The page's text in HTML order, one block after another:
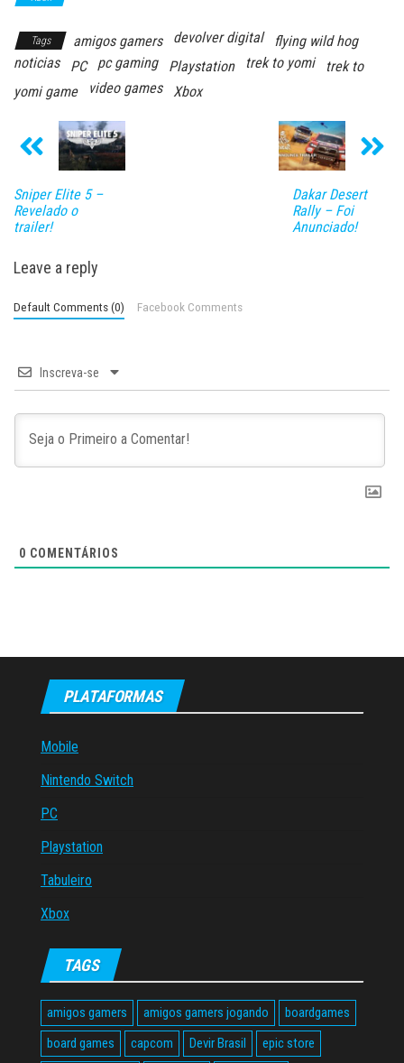
Tags amigos gamers devolver digital
flying wild hog
noticias
PC pc gaming Playstation trek to yomi
trek to
yomi game
video games Xbox
Sniper Elite 5 –
Revelado o
trailer!
Dakar Desert
Rally – Foi
Anunciado!
Leave a reply
Default Comments (0) Facebook Comments
Inscreva-se
0 COMENTÁRIOS
PLATAFORMAS
Mobile
Nintendo Switch
PC
Playstation
Tabuleiro
Xbox
TAGS
amigos gamers amigos gamers jogando
boardgames
board games
capcom Devir Brasil
epic store